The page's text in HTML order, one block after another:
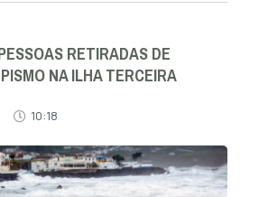
RETIRADAS DE
NA ILHA TERCEIRA
10:18